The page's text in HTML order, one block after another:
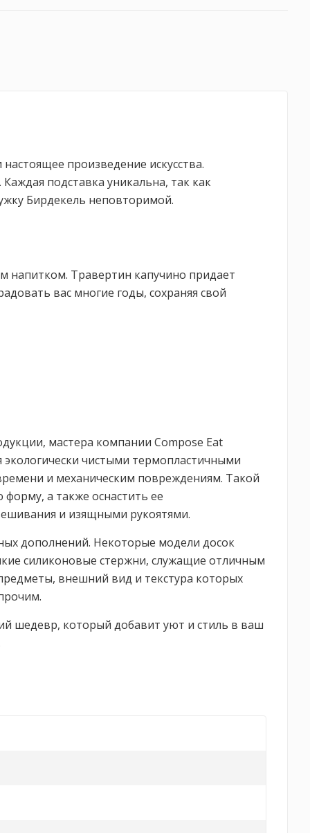
произведение искусства.
подставка уникальна, так как
Бирдекель неповторимой.
напитком. Травертин капучино придает
вас многие годы, сохраняя свой
мастера компании Compose Eat
чистыми термопластичными
и механическим повреждениям. Такой
а также оснастить ее
и изящными рукоятями.
дополнений. Некоторые модели досок
силиконовые стержни, служащие отличным
внешний вид и текстура которых
шедевр, который добавит уют и стиль в ваш